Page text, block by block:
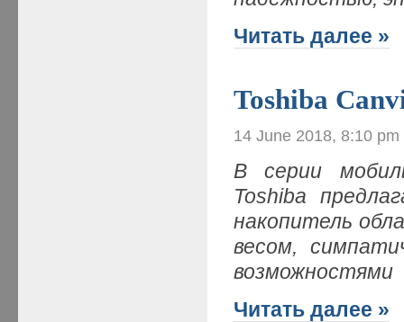
Читать далее »
Toshiba
14 June 2018, 8:10 pm
В серии
Toshiba
накопитель
весом,
возможностями
Читать далее »